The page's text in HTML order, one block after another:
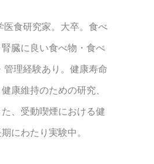
食研究家。大卒。食べ
臓に良い食べ物・食べ
理経験あり。健康寿命
康維持のための研究、
、受動喫煙における健
にわたり実験中。